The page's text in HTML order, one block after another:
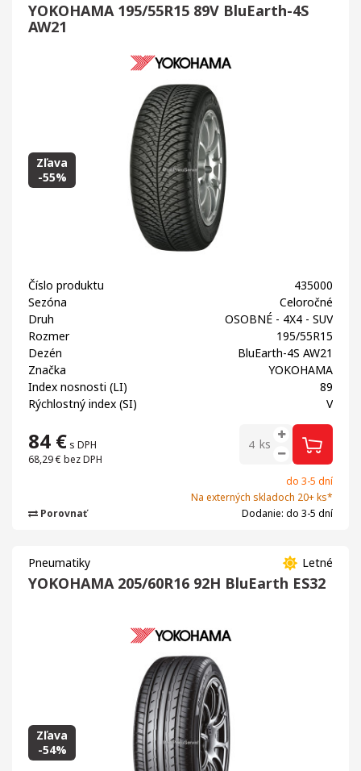
YOKOHAMA 195/55R15 89V BluEarth-4S
AW21
Zľava
-55%
Číslo produktu
435000
Sezóna
Celoročné
Druh
OSOBNÉ - 4X4 - SUV
Rozmer
195/55R15
Dezén
BluEarth-4S AW21
Značka
YOKOHAMA
Index nosnosti (LI)
89
Rýchlostný index (SI)
V
84 € s DPH
68,29 € bez DPH
ks
do 3-5 dní
Na externých skladoch 20+ ks*
Dodanie: do 3-5 dní
Porovnať
Letné
Pneumatiky
YOKOHAMA 205/60R16 92H BluEarth ES32
Zľava
-54%